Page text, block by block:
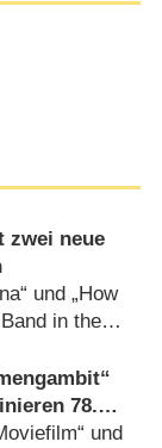
zwei neue
und „How
in the
78.
und